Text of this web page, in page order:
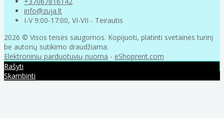
info@zuja.lt
I-V 9:00-17:00, VI-VII - Teirautis
2026 © Visos teisės saugomos. Kopijuoti, platinti svetainės turinį
be autorių sutikimo draudžiama.
Elektroninių parduotuvių nuoma - eShoprent.com
Rašyti
Skambinti